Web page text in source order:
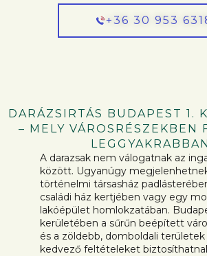
+36 30 953
DARÁZSIRTÁS BUDAPEST 1.
– MELY VÁROSRÉSZEKBEN
A darazsak nem válogatnak az
között. Ugyanúgy
történelmi társasház
családi ház kertjében vagy egy
lakóépület homlokzatában.
kerületében a sűrűn beépített
és a zöldebb, domboldali
kedvező feltételeket